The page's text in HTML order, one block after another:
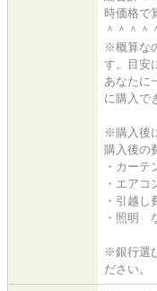
時価格で
＾＾＾＾
※概算な
す。目安
あなたに
に購入で
※購入後
購入後の
・カーテ
・エアコ
・引越し
・照明
※銀行選
ださい。